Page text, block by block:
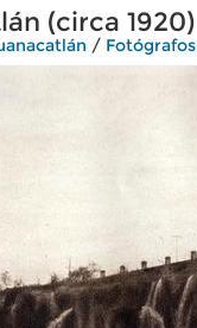
(circa 1920)
/ Fotógrafos